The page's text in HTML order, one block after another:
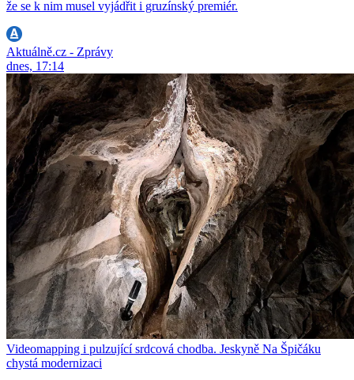
že se k nim musel vyjádřit i gruzínský premiér.
Aktuálně.cz - Zprávy
dnes, 17:14
Videomapping i pulzující srdcová chodba. Jeskyně Na Špičáku
chystá modernizaci